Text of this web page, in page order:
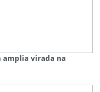
virada na